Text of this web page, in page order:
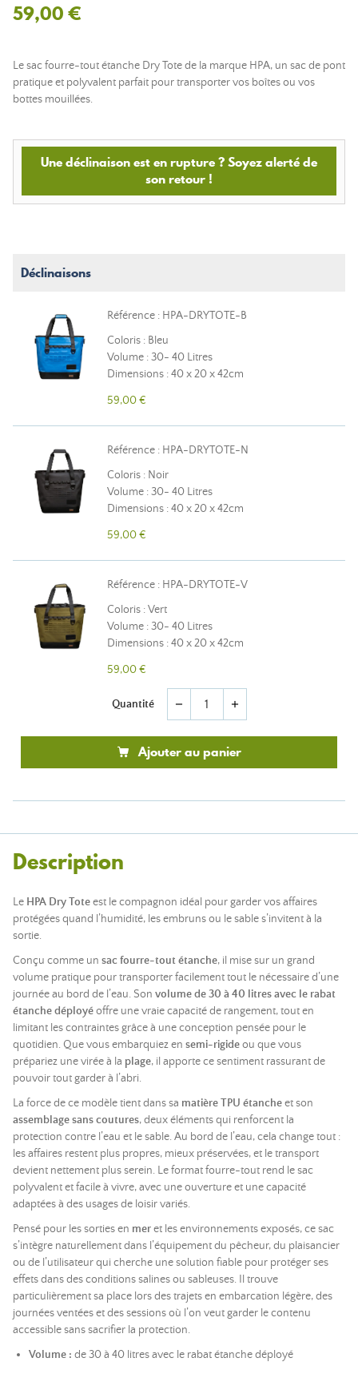
59,00 €
Le sac fourre-tout étanche Dry Tote de la marque HPA, un sac de pont
pratique et polyvalent parfait pour transporter vos boîtes ou vos
bottes mouillées.
Une déclinaison est en rupture ? Soyez alerté de
son retour !
Déclinaisons
Référence : HPA-DRYTOTE-B
Coloris : Bleu
Volume : 30- 40 Litres
Dimensions : 40 x 20 x 42cm
59,00 €
Référence : HPA-DRYTOTE-N
Coloris : Noir
Volume : 30- 40 Litres
Dimensions : 40 x 20 x 42cm
59,00 €
Référence : HPA-DRYTOTE-V
Coloris : Vert
Volume : 30- 40 Litres
Dimensions : 40 x 20 x 42cm
59,00 €
Quantité remove add
Ajouter au panier
Description
Le HPA Dry Toteest le compagnon idéal pour garder vos affaires
protégées quand l’humidité, les embruns ou le sable s’invitent à la
sortie.
Conçu comme un sac fourre-tout étanche, il mise sur un grand
volume pratique pour transporter facilement tout le nécessaire d’une
journée au bord de l’eau. Son volume de 30 à 40 litres avec le rabat
étanche déployéoffre une vraie capacité de rangement, tout en
limitant les contraintes grâce à une conception pensée pour le
quotidien. Que vous embarquiez en semi-rigideou que vous
prépariez une virée à la plage, il apporte ce sentiment rassurant de
pouvoir tout garder à l’abri.
La force de ce modèle tient dans sa matière TPU étancheet son
assemblage sans coutures, deux éléments qui renforcent la
protection contre l’eau et le sable. Au bord de l’eau, cela change tout :
les affaires restent plus propres, mieux préservées, et le transport
devient nettement plus serein. Le format fourre-tout rend le sac
polyvalent et facile à vivre, avec une ouverture et une capacité
adaptées à des usages de loisir variés.
Pensé pour les sorties en meret les environnements exposés, ce sac
s’intègre naturellement dans l’équipement du pêcheur, du plaisancier
ou de l’utilisateur qui cherche une solution fiable pour protéger ses
effets dans des conditions salines ou sableuses. Il trouve
particulièrement sa place lors des trajets en embarcation légère, des
journées ventées et des sessions où l’on veut garder le contenu
accessible sans sacrifier la protection.
Volume : de 30 à 40 litres avec le rabat étanche déployé